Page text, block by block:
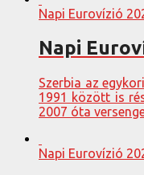
Napi Eurovízió
Napi
Szerbia az
1991 között is
2007 óta
Napi Eurovízió